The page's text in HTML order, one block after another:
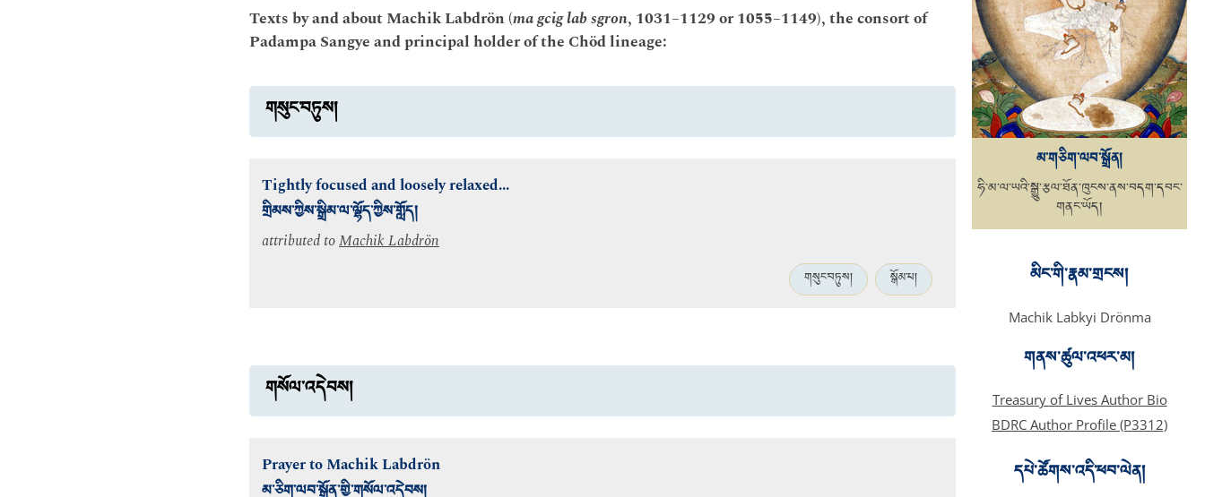
Texts by and about Machik Labdrön (ma gcig lab sgron, 1031–1129 or 1055–1149), the consort of
Padampa Sangye and principal holder of the Chöd lineage:
གསུང་བཏུས།
Tightly focused and loosely relaxed...
གྲིམས་ཀྱིས་སྒྲིམ་ལ་ལྷོད་ཀྱིས་གློད།
attributed toMachik Labdrön
གསུང་བཏུས། སྒོམ་པ།
གསོལ་འདེབས།
Prayer to Machik Labdrön
མ་གཅིག་ལབ་སྒྲོན།
ཧི་མ་ལ་ཡའི་སྒྱུ་རྩལ་ཐོན་ཁུངས་ནས་བདག་དབང་
གནང་ཡོད།
མིང་གི་རྣམ་གྲངས།
Machik Labkyi Drönma
གནས་ཚུལ་འཕར་མ།
Treasury of Lives Author Bio
BDRC Author Profile (P3312)
དཔེ་ཚོགས་འདི་ཕབ་ལེན།